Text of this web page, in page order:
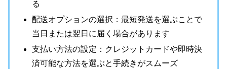
る
配送オプションの選択：最短発送を選ぶことで
当日または翌日に届く場合があります
支払い方法の設定：クレジットカードや即時決
済可能な方法を選ぶと手続きがスムーズ